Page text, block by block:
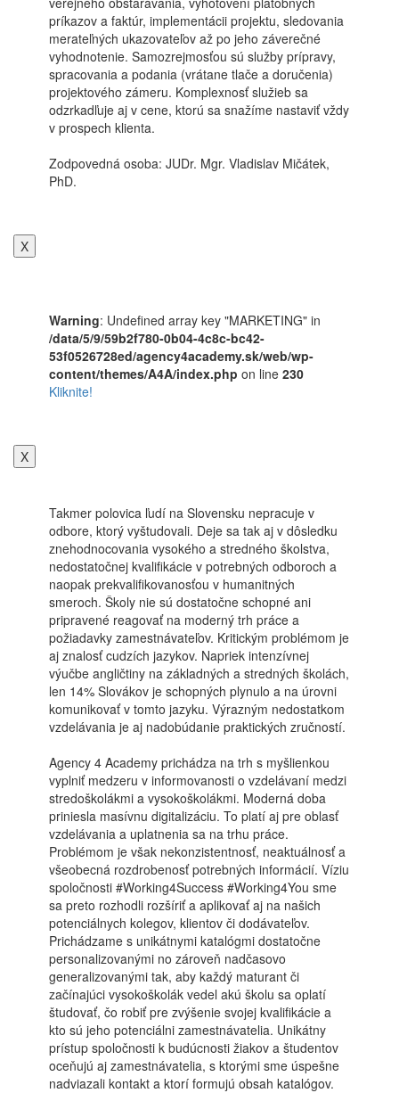
príkazov a faktúr, implementácii projektu, sledovania
merateľných ukazovateľov až po jeho záverečné
vyhodnotenie. Samozrejmosťou sú služby prípravy,
spracovania a podania (vrátane tlače a doručenia)
projektového zámeru. Komplexnosť služieb sa
odzrkadľuje aj v cene, ktorú sa snažíme nastaviť vždy
v prospech klienta.
Zodpovedná osoba: JUDr. Mgr. Vladislav Mičátek,
PhD.
X
Warning: Undefined array key "MARKETING" in
/data/5/9/59b2f780-0b04-4c8c-bc42-
53f0526728ed/agency4academy.sk/web/wp-
content/themes/A4A/index.php on line 230
Kliknite!
X
Takmer polovica ľudí na Slovensku nepracuje v
odbore, ktorý vyštudovali. Deje sa tak aj v dôsledku
znehodnocovania vysokého a stredného školstva,
nedostatočnej kvalifikácie v potrebných odboroch a
naopak prekvalifikovanosťou v humanitných
smeroch. Školy nie sú dostatočne schopné ani
pripravené reagovať na moderný trh práce a
požiadavky zamestnávateľov. Kritickým problémom je
aj znalosť cudzích jazykov. Napriek intenzívnej
výučbe angličtiny na základných a stredných školách,
len 14% Slovákov je schopných plynulo a na úrovni
komunikovať v tomto jazyku. Výrazným nedostatkom
vzdelávania je aj nadobúdanie praktických zručností.
Agency 4 Academy prichádza na trh s myšlienkou
vyplniť medzeru v informovanosti o vzdelávaní medzi
stredoškolákmi a vysokoškolákmi. Moderná doba
priniesla masívnu digitalizáciu. To platí aj pre oblasť
vzdelávania a uplatnenia sa na trhu práce.
Problémom je však nekonzistentnosť, neaktuálnosť a
všeobecná rozdrobenosť potrebných informácií. Víziu
spoločnosti #Working4Success #Working4You sme
sa preto rozhodli rozšíriť a aplikovať aj na našich
potenciálnych kolegov, klientov či dodávateľov.
Prichádzame s unikátnymi katalógmi dostatočne
personalizovanými no zároveň nadčasovo
generalizovanými tak, aby každý maturant či
začínajúci vysokoškolák vedel akú školu sa oplatí
študovať, čo robiť pre zvýšenie svojej kvalifikácie a
kto sú jeho potenciálni zamestnávatelia. Unikátny
prístup spoločnosti k budúcnosti žiakov a študentov
oceňujú aj zamestnávatelia, s ktorými sme úspešne
nadviazali kontakt a ktorí formujú obsah katalógov.